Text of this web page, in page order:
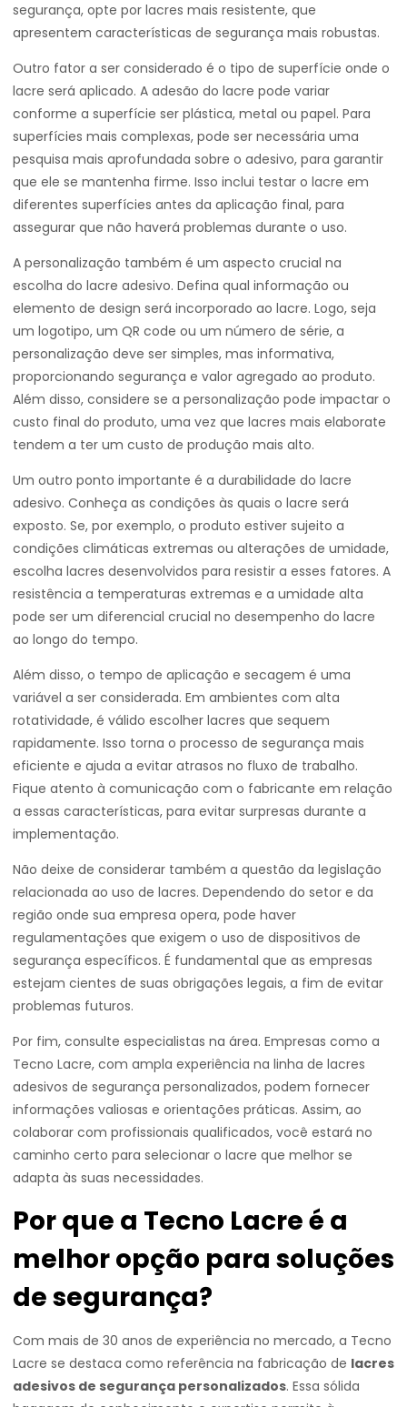
segurança, opte por lacres mais resistente, que
apresentem características de segurança mais robustas.
Outro fator a ser considerado é o tipo de superfície onde o
lacre será aplicado. A adesão do lacre pode variar
conforme a superfície ser plástica, metal ou papel. Para
superfícies mais complexas, pode ser necessária uma
pesquisa mais aprofundada sobre o adesivo, para garantir
que ele se mantenha firme. Isso inclui testar o lacre em
diferentes superfícies antes da aplicação final, para
assegurar que não haverá problemas durante o uso.
A personalização também é um aspecto crucial na
escolha do lacre adesivo. Defina qual informação ou
elemento de design será incorporado ao lacre. Logo, seja
um logotipo, um QR code ou um número de série, a
personalização deve ser simples, mas informativa,
proporcionando segurança e valor agregado ao produto.
Além disso, considere se a personalização pode impactar o
custo final do produto, uma vez que lacres mais elaborate
tendem a ter um custo de produção mais alto.
Um outro ponto importante é a durabilidade do lacre
adesivo. Conheça as condições às quais o lacre será
exposto. Se, por exemplo, o produto estiver sujeito a
condições climáticas extremas ou alterações de umidade,
escolha lacres desenvolvidos para resistir a esses fatores. A
resistência a temperaturas extremas e a umidade alta
pode ser um diferencial crucial no desempenho do lacre
ao longo do tempo.
Além disso, o tempo de aplicação e secagem é uma
variável a ser considerada. Em ambientes com alta
rotatividade, é válido escolher lacres que sequem
rapidamente. Isso torna o processo de segurança mais
eficiente e ajuda a evitar atrasos no fluxo de trabalho.
Fique atento à comunicação com o fabricante em relação
a essas características, para evitar surpresas durante a
implementação.
Não deixe de considerar também a questão da legislação
relacionada ao uso de lacres. Dependendo do setor e da
região onde sua empresa opera, pode haver
regulamentações que exigem o uso de dispositivos de
segurança específicos. É fundamental que as empresas
estejam cientes de suas obrigações legais, a fim de evitar
problemas futuros.
Por fim, consulte especialistas na área. Empresas como a
Tecno Lacre, com ampla experiência na linha de lacres
adesivos de segurança personalizados, podem fornecer
informações valiosas e orientações práticas. Assim, ao
colaborar com profissionais qualificados, você estará no
caminho certo para selecionar o lacre que melhor se
adapta às suas necessidades.
Por que a Tecno Lacre é a
melhor opção para soluções
de segurança?
Com mais de 30 anos de experiência no mercado, a Tecno
Lacre se destaca como referência na fabricação de lacres
adesivos de segurança personalizados. Essa sólida